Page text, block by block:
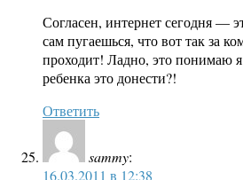
Согласен, интернет сегодня —
сам пугаешься, что вот так за
проходит! Ладно, это понимаю
ребенка это донести?!
Ответить
sammy:
16.03.2011 в 12:38